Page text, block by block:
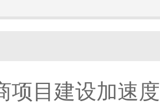
项目建设加速度